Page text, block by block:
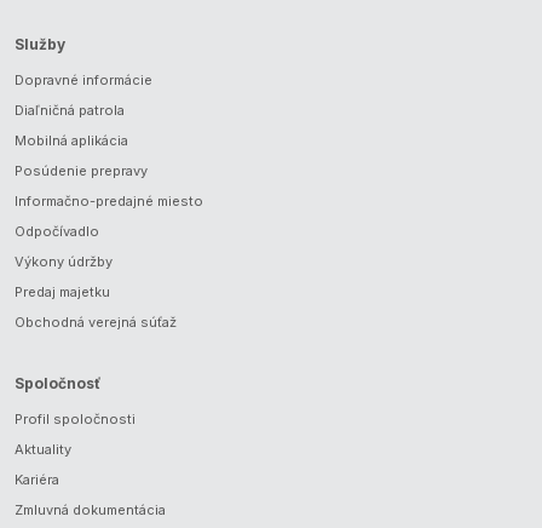
Služby
Dopravné informácie
Diaľničná patrola
Mobilná aplikácia
Posúdenie prepravy
Informačno-predajné miesto
Odpočívadlo
Výkony údržby
Predaj majetku
Obchodná verejná súťaž
Spoločnosť
Profil spoločnosti
Aktuality
Kariéra
Zmluvná dokumentácia